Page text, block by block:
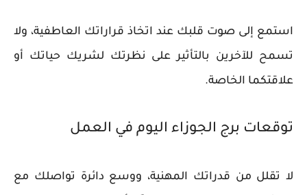
استمع إلى صوت قلبك عند اتخاذ قراراتك العاطفية، ولا
تسمح للآخرين بالتأثير على نظرتك لشريك حياتك أو
علاقتكما الخاصة.
توقعات برج الجوزاء اليوم في العمل
لا تقلل من قدراتك المهنية، ووسع دائرة تواصلك مع